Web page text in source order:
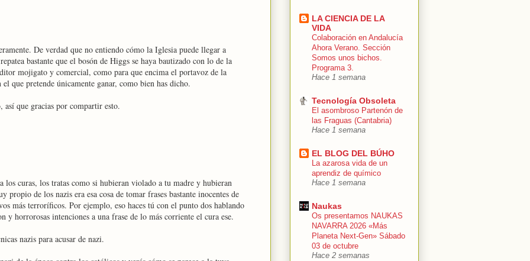
De verdad que no entiendo cómo la Iglesia puede llegar a
bastante que el bosón de Higgs se haya bautizado con lo de la
mojigato y comercial, como para que encima el portavoz de la
que pretende únicamente ganar, como bien has dicho.
que gracias por compartir esto.
los curas, los tratas como si hubieran violado a tu madre y hubieran
propio de los nazis era esa cosa de tomar frases bastante inocentes de
más terroríficos. Por ejemplo, eso haces tú con el punto dos hablando
y horrorosas intenciones a una frase de lo más corriente el cura ese.
nazis para acusar de nazi.
LA CIENCIA DE LA
VIDA
Colaboración en Andalucía
Ahora Verano. Sección
Somos unos bichos.
Programa 3.
Hace 1 semana
Tecnología Obsoleta
El asombroso Partenón de
las Fraguas (Cantabria)
Hace 1 semana
EL BLOG DEL BÚHO
La azarosa vida de un
aprendiz de químico
Hace 1 semana
Naukas
Os presentamos NAUKAS
NAVARRA 2026 «Más
Planeta Next-Gen» Sábado
03 de octubre
Hace 2 semanas